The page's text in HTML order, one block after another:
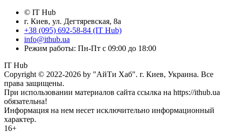
© IT Hub
г. Киев, ул. Дегтяревская, 8а
+38 (095) 692-58-84 (IT Hub)
info@ithub.ua
Режим работы: Пн-Пт с 09:00 до 18:00
IT Hub
Copyright © 2022-2026 by "АйТи Хаб". г. Киев, Украина. Все
права защищены.
При использовании материалов сайта ссылка на https://ithub.ua
обязательна!
Информация на нем несет исключительно информационный
характер.
16+